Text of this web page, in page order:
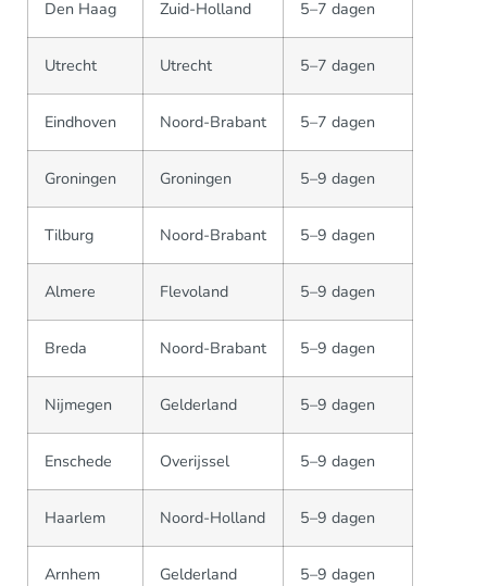
Den Haag Zuid-Holland 5–7 dagen
Utrecht Utrecht 5–7 dagen
Eindhoven Noord-Brabant 5–7 dagen
Groningen Groningen 5–9 dagen
Tilburg Noord-Brabant 5–9 dagen
Almere Flevoland 5–9 dagen
Breda Noord-Brabant 5–9 dagen
Nijmegen Gelderland 5–9 dagen
Enschede Overijssel 5–9 dagen
Haarlem Noord-Holland 5–9 dagen
Arnhem Gelderland 5–9 dagen